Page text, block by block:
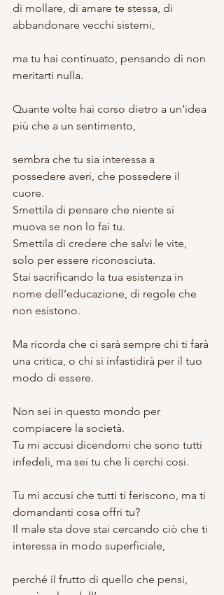
di mollare, di amare te stessa, di
abbandonare vecchi sistemi,
ma tu hai continuato, pensando di non
meritarti nulla.
Quante volte hai corso dietro a un’idea
più che a un sentimento,
sembra che tu sia interessa a
possedere averi, che possedere il
cuore.
Smettila di pensare che niente si
muova se non lo fai tu.
Smettila di credere che salvi le vite,
solo per essere riconosciuta.
Stai sacrificando la tua esistenza in
nome dell’educazione, di regole che
non esistono.
Ma ricorda che ci sarà sempre chi ti farà
una critica, o chi si infastidirà per il tuo
modo di essere.
Non sei in questo mondo per
compiacere la società.
Tu mi accusi dicendomi che sono tutti
infedeli, ma sei tu che li cerchi cosi.
Tu mi accusi che tutti ti feriscono, ma ti
domandanti cosa offri tu?
Il male sta dove stai cercando ciò che ti
interessa in modo superficiale,
perché il frutto di quello che pensi,